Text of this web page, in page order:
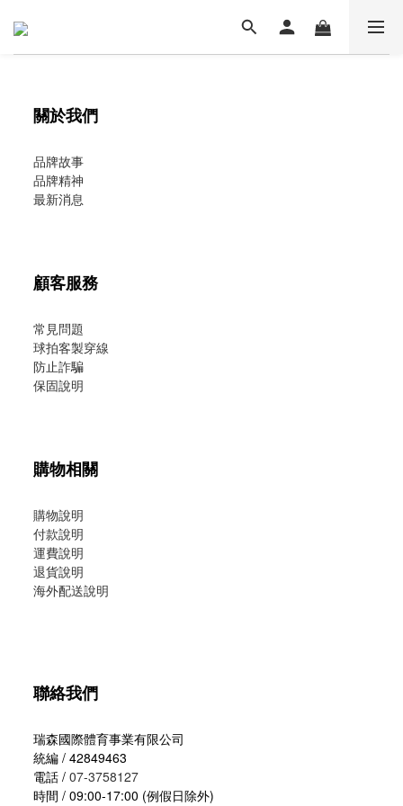
關於我們
品牌故事
品牌精神
最新消息
顧客服務
常見問題
球拍客製穿線
防止詐騙
保固說明
購物相關
購物說明
付款說明
運費說明
退貨說明
海外配送說明
聯絡我們
瑞森國際體育事業有限公司
統編 / 42849463
電話 / 07-3758127
時間 / 09:00-17:00 (例假日除外)